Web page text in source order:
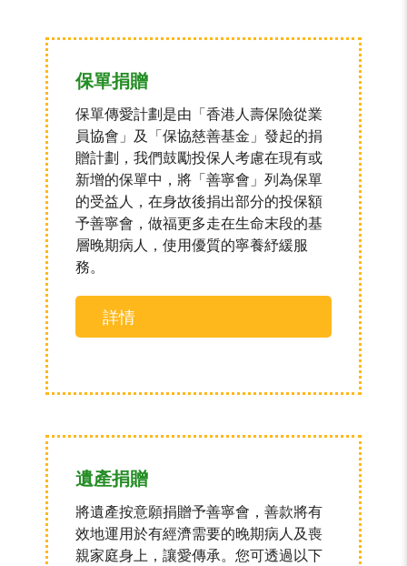
保單捐贈
保單傳愛計劃是由「香港人壽保險從業
員協會」及「保協慈善基金」發起的捐
贈計劃，我們鼓勵投保人考慮在現有或
新增的保單中，將「善寧會」列為保單
的受益人，在身故後捐出部分的投保額
予善寧會，做福更多走在生命末段的基
層晚期病人，使用優質的寧養紓緩服
務。
詳情
遺產捐贈
將遺產按意願捐贈予善寧會，善款將有
效地運用於有經濟需要的晚期病人及喪
親家庭身上，讓愛傳承。您可透過以下